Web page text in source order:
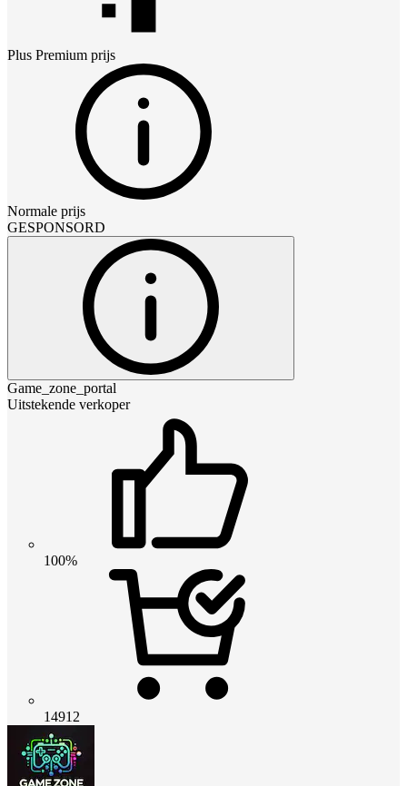
Plus Premium prijs
Normale prijs
GESPONSORD
Game_zone_portal
Uitstekende verkoper
100%
14912